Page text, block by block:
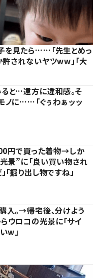
見たら……「先生とめっ
許されないヤツww」「大
と…遠方に違和感。そ
ノに……「ぐぅわぁッッ
円で買った着物→しか
景”に「良い買い物され
「掘り出し物ですね」
入。→帰宅後、分けよう
ロコの光景に「サイ
w」